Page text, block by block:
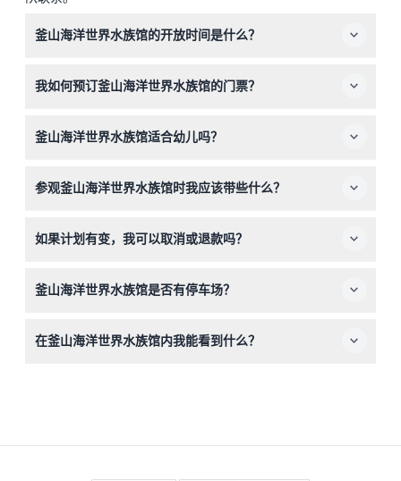
釜山海洋世界水族馆的开放时间是什么？
周末及公共假期延长至晚上8点，最后入场时间为闭馆前1小
我如何预订釜山海洋世界水族馆的门票？
票的可用性，并在游览当天顺利入场。
釜山海洋世界水族馆适合幼儿吗？
的理想出游选择。记得携带年龄证明以享受免费入场。
参观釜山海洋世界水族馆时我应该带些什么？
人难忘的水下景观。
如果计划有变，我可以取消或退款吗？
请您在预订前确认好游览日期。
釜山海洋世界水族馆是否有停车场？
念品店获得停车确认章。
在釜山海洋世界水族馆内我能看到什么？